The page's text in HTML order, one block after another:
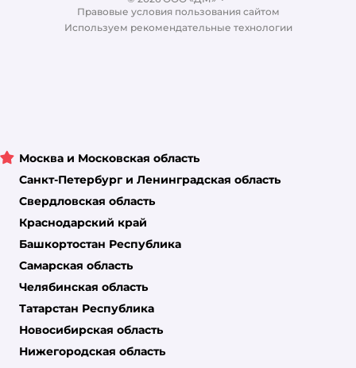
Правовые условия пользования сайтом
Используем рекомендательные технологии
Москва и Московская область
Санкт-Петербург и Ленинградская область
Свердловская область
Краснодарский край
Башкортостан Республика
Самарская область
Челябинская область
Татарстан Республика
Новосибирская область
Нижегородская область